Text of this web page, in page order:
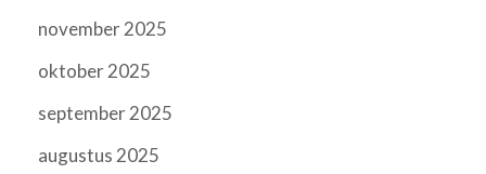
november 2025
oktober 2025
september 2025
augustus 2025